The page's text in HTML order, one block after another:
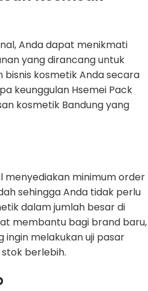
Anda dapat menikmati
yang dirancang untuk
kosmetik Anda secara
keunggulan Hsemei Pack
kosmetik Bandung yang
menyediakan minimum order
sehingga Anda tidak perlu
dalam jumlah besar di
membantu bagi brand baru,
ingin melakukan uji pasar
berlebih.